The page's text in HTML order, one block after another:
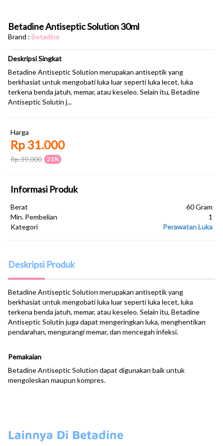
Betadine Antiseptic Solution 30ml
Brand : Betadine
Deskripsi Singkat
Betadine Antiseptic Solution merupakan antiseptik yang
berkhasiat untuk mengobati luka luar seperti luka lecet, luka
terkena benda jatuh, memar, atau keseleo. Selain itu, Betadine
Antiseptic Solutin j...
Harga
Rp 31.000
Rp 39.000 21%
Informasi Produk
Berat
60 Gram
Min. Pembelian
1
Kategori
Perawatan Luka
Deskripsi Produk
Betadine Antiseptic Solution merupakan antiseptik yang
berkhasiat untuk mengobati luka luar seperti luka lecet, luka
terkena benda jatuh, memar, atau keseleo. Selain itu, Betadine
Antiseptic Solutin juga dapat mengeringkan luka, menghentikan
pendarahan, mengurangi memar, dan mencegah infeksi.
Pemakaian
Betadine Antiseptic Solution dapat digunakan baik untuk
mengoleskan maupun kompres.
Lainnya Di Betadine